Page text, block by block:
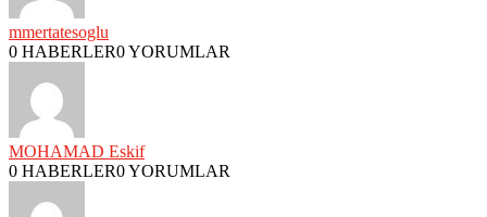
mmertatesoglu
0 HABERLER0 YORUMLAR
MOHAMAD Eskif
0 HABERLER0 YORUMLAR